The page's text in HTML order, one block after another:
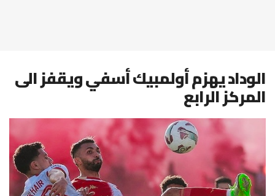
الوداد يهزم أولمبيك أسفي ويقفز الى
المركز الرابع